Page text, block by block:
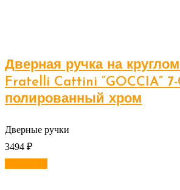
Дверная ручка на
Fratelli Cattini “GOCCIA” 7-
полированный хром
Дверные ручки
3494 ₽